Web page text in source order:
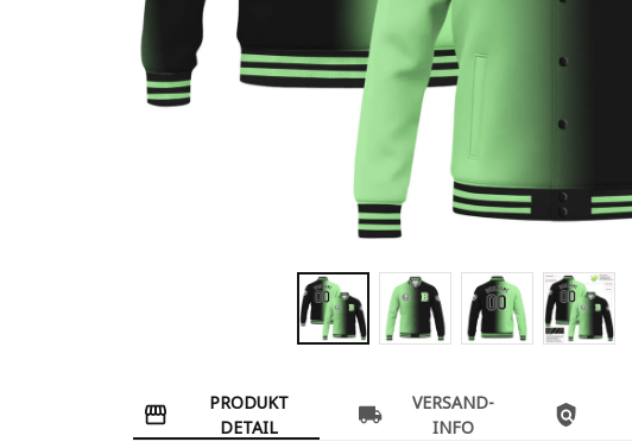
PRODUKT
DETAIL
VERSAND-
INFO